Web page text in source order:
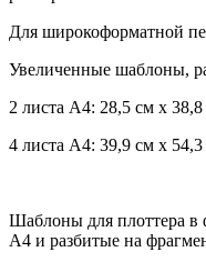
Для широкоформатной
Увеличенные шаблоны,
2 листа А4: 28,5 см х
4 листа А4: 39,9 см х
Шаблоны для плоттера в
А4 и разбитые на